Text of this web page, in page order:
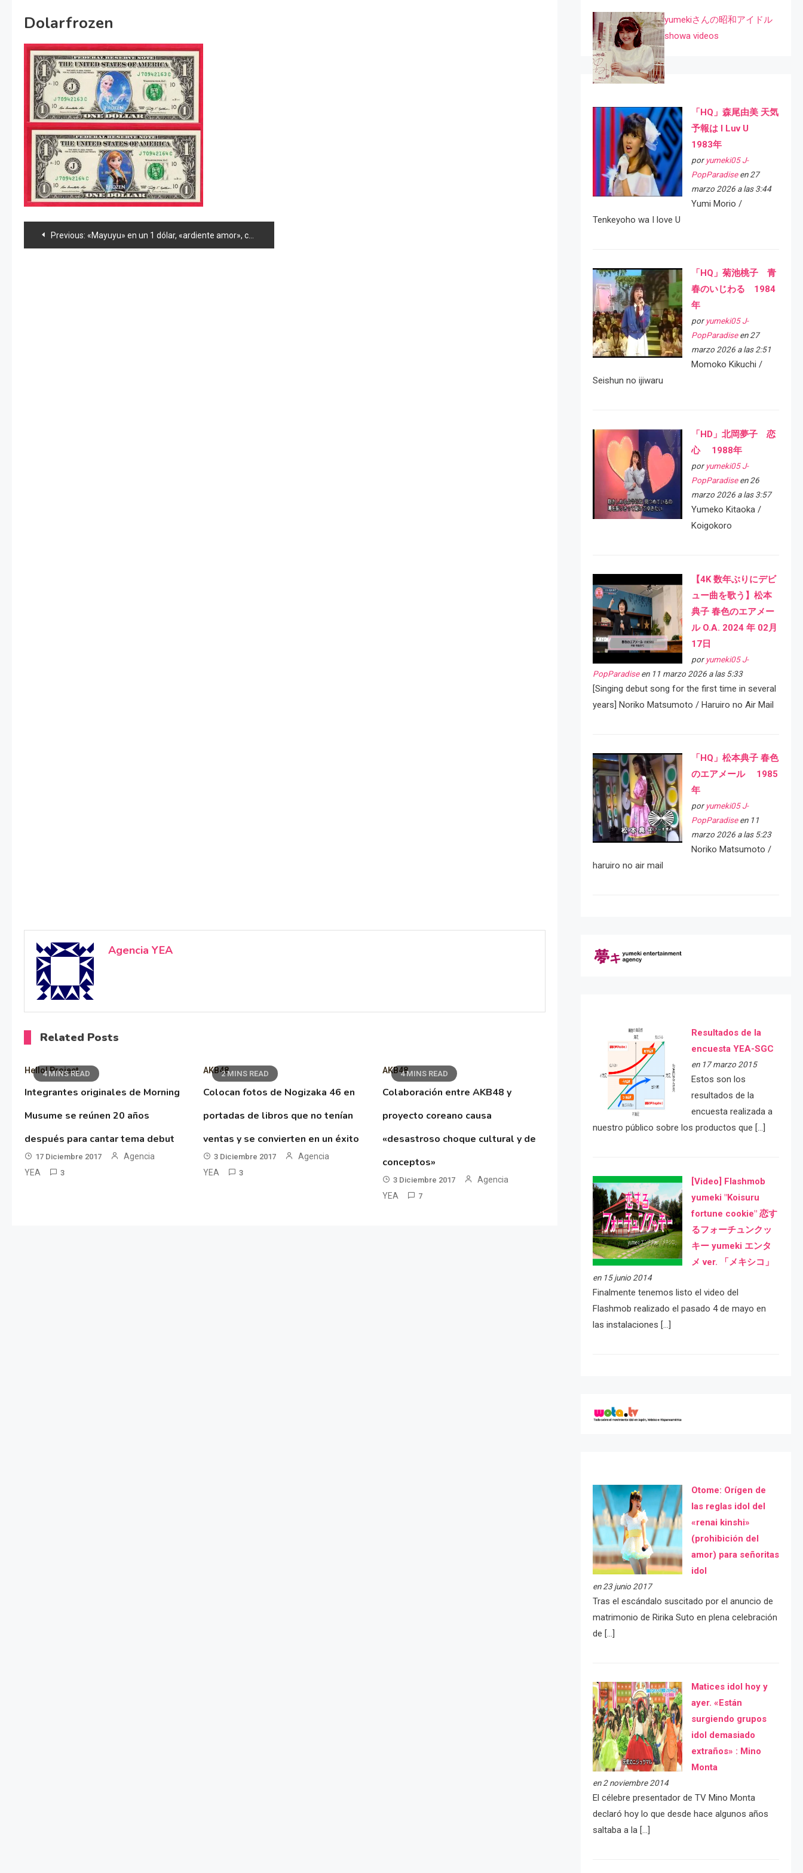
Dolarfrozen
Navegación
Previous: «Mayuyu» en un 1 dólar, «ardiente amor», calendario YJ 2015 y news48
Agencia YEA
Related Posts
4 MINS READ
Hello! Project
Integrantes originales de Morning
Musume se reúnen 20 años
después para cantar tema debut
17 Diciembre 2017
Agencia
YEA
3
2 MINS READ
AKB48
Colocan fotos de Nogizaka 46 en
portadas de libros que no tenían
ventas y se convierten en un éxito
3 Diciembre 2017
Agencia
YEA
3
4 MINS READ
AKB48
Colaboración entre AKB48 y
proyecto coreano causa
«desastroso choque cultural y de
conceptos»
3 Diciembre 2017
Agencia
YEA
7
yumekiさんの昭和アイドル
showa videos
「HQ」森尾由美 天気
予報は I Luv U
1983年
por yumeki05 J-
PopParadiseen 27
marzo 2026 a las 3:44
Yumi Morio /
Tenkeyoho wa I love U
「HQ」菊池桃子 青
春のいじわる 1984
年
por yumeki05 J-
PopParadiseen 27
marzo 2026 a las 2:51
Momoko Kikuchi /
Seishun no ijiwaru
「HD」北岡夢子 恋
心 1988年
por yumeki05 J-
PopParadiseen 26
marzo 2026 a las 3:57
Yumeko Kitaoka /
Koigokoro
【4K 数年ぶりにデビ
ュー曲を歌う】松本
典子 春色のエアメー
ル O.A. 2024 年 02月
17日
por yumeki05 J-
PopParadiseen 11 marzo 2026 a las 5:33
[Singing debut song for the first time in several
years] Noriko Matsumoto / Haruiro no Air Mail
「HQ」松本典子 春色
のエアメール 1985
年
por yumeki05 J-
PopParadiseen 11
marzo 2026 a las 5:23
Noriko Matsumoto /
haruiro no air mail
Resultados de la
encuesta YEA-SGC
en 17 marzo 2015
Estos son los
resultados de la
encuesta realizada a
nuestro público sobre los productos que […]
[Video] Flashmob
yumeki "Koisuru
fortune cookie" 恋す
るフォーチュンクッ
キー yumeki エンタ
メ ver. 「メキシコ」
en 15 junio 2014
Finalmente tenemos listo el video del
Flashmob realizado el pasado 4 de mayo en
las instalaciones […]
Otome: Orígen de
las reglas idol del
«renai kinshi»
(prohibición del
amor) para señoritas
idol
en 23 junio 2017
Tras el escándalo suscitado por el anuncio de
matrimonio de Ririka Suto en plena celebración
de […]
Matices idol hoy y
ayer. «Están
surgiendo grupos
idol demasiado
extraños» : Mino
Monta
en 2 noviembre 2014
El célebre presentador de TV Mino Monta
declaró hoy lo que desde hace algunos años
saltaba a la […]